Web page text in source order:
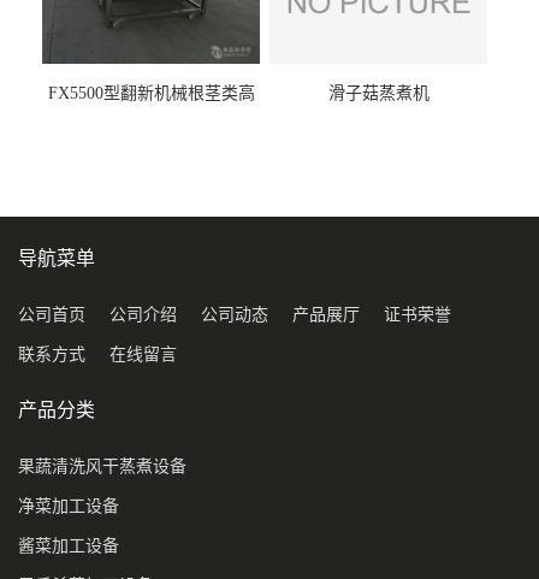
FX5500型翻新机械根茎类高
滑子菇蒸煮机
导航菜单
公司首页 公司介绍 公司动态 产品展厅 证书荣誉
联系方式 在线留言
产品分类
果蔬清洗风干蒸煮设备
净菜加工设备
酱菜加工设备